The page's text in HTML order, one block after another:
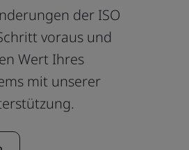
der ISO
voraus und
Wert Ihres
mit unserer